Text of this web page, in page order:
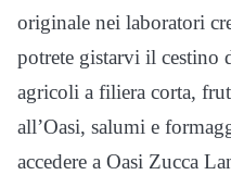
originale nei laboratori
potrete gistarvi il cestino
agricoli a filiera corta,
all’Oasi, salumi e
accedere a Oasi Zucca